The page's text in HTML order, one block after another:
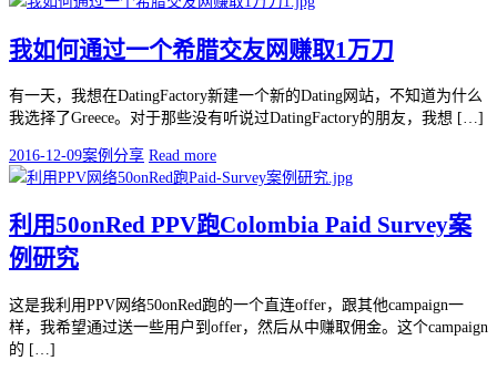
我如何通过一个希腊交友网赚取1万刀
有一天，我想在DatingFactory新建一个新的Dating网站，不知道为什么
我选择了Greece。对于那些没有听说过DatingFactory的朋友，我想 […]
2016-12-09案例分享 Read more
利用50onRed PPV跑Colombia Paid Survey案
例研究
这是我利用PPV网络50onRed跑的一个直连offer，跟其他campaign一
样，我希望通过送一些用户到offer，然后从中赚取佣金。这个campaign
的 […]